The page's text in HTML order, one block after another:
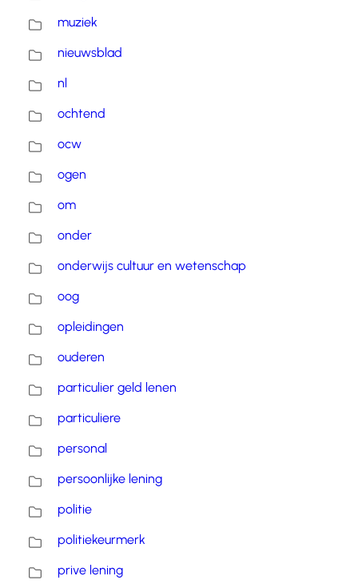
muziek
nieuwsblad
nl
ochtend
ocw
ogen
om
onder
onderwijs cultuur en wetenschap
oog
opleidingen
ouderen
particulier geld lenen
particuliere
personal
persoonlijke lening
politie
politiekeurmerk
prive lening